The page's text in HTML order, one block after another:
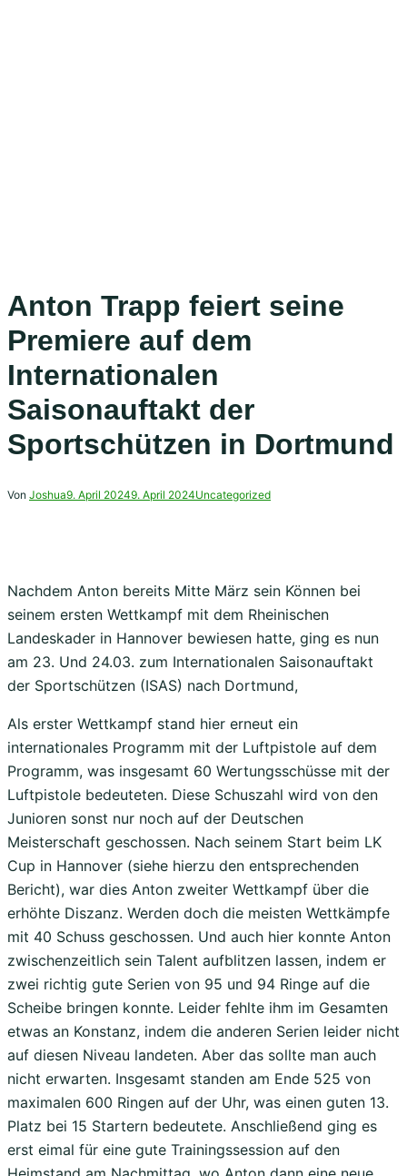
Anton Trapp feiert seine
Premiere auf dem
Internationalen
Saisonauftakt der
Sportschützen in Dortmund
Von Joshua9. April 20249. April 2024Uncategorized
Nachdem Anton bereits Mitte März sein Können bei
seinem ersten Wettkampf mit dem Rheinischen
Landeskader in Hannover bewiesen hatte, ging es nun
am 23. Und 24.03. zum Internationalen Saisonauftakt
der Sportschützen (ISAS) nach Dortmund,
Als erster Wettkampf stand hier erneut ein
internationales Programm mit der Luftpistole auf dem
Programm, was insgesamt 60 Wertungsschüsse mit der
Luftpistole bedeuteten. Diese Schuszahl wird von den
Junioren sonst nur noch auf der Deutschen
Meisterschaft geschossen. Nach seinem Start beim LK
Cup in Hannover (siehe hierzu den entsprechenden
Bericht), war dies Anton zweiter Wettkampf über die
erhöhte Diszanz. Werden doch die meisten Wettkämpfe
mit 40 Schuss geschossen. Und auch hier konnte Anton
zwischenzeitlich sein Talent aufblitzen lassen, indem er
zwei richtig gute Serien von 95 und 94 Ringe auf die
Scheibe bringen konnte. Leider fehlte ihm im Gesamten
etwas an Konstanz, indem die anderen Serien leider nicht
auf diesen Niveau landeten. Aber das sollte man auch
nicht erwarten. Insgesamt standen am Ende 525 von
maximalen 600 Ringen auf der Uhr, was einen guten 13.
Platz bei 15 Startern bedeutete. Anschließend ging es
erst eimal für eine gute Trainingssession auf den